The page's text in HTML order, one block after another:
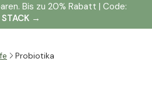
Bis zu 20% Rabatt | Code:
STACK →
Probiotika